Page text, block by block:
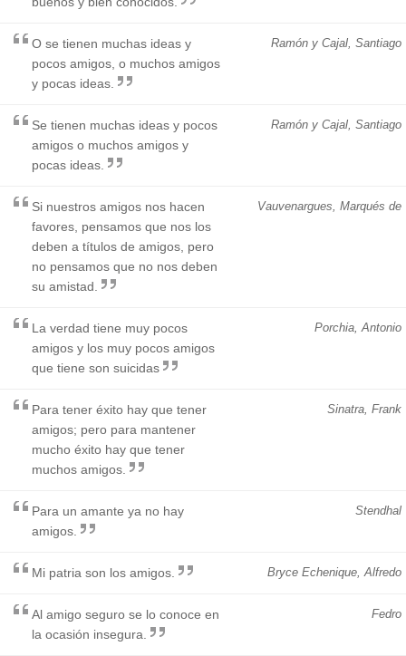
Ramón y Cajal, Santiago
O se tienen muchas ideas y
pocos amigos, o muchos amigos
y pocas ideas.
Ramón y Cajal, Santiago
Se tienen muchas ideas y pocos
amigos o muchos amigos y
pocas ideas.
Vauvenargues, Marqués de
Si nuestros amigos nos hacen
favores, pensamos que nos los
deben a títulos de amigos, pero
no pensamos que no nos deben
su amistad.
Porchia, Antonio
La verdad tiene muy pocos
amigos y los muy pocos amigos
que tiene son suicidas
Sinatra, Frank
Para tener éxito hay que tener
amigos; pero para mantener
mucho éxito hay que tener
muchos amigos.
Stendhal
Para un amante ya no hay
amigos.
Bryce Echenique, Alfredo
Mi patria son los amigos.
Fedro
Al amigo seguro se lo conoce en
la ocasión insegura.